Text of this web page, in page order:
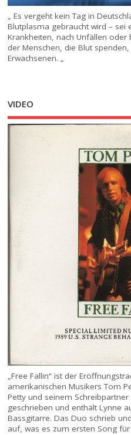
„ Es vergeht kein Tag in
Blutplasma gebraucht wird – sei
Krankheiten, nach Unfällen
der Menschen, die Blut
Erwachsenen. „
VIDEO
„Free Fallin“ ist der
amerikanischen Musikers Tom
Petty und seinem
geschrieben und enthält Lynne
Bassgitarre. Das Duo schrieb
auf, was es zum ersten Song